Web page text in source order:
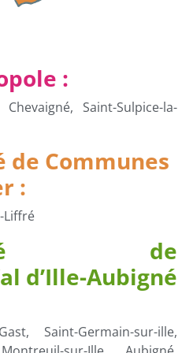
:
Saint-Sulpice-la-
de Communes
:
Liffré
de
d’Ille-Aubigné
Saint-Germain-sur-ille,